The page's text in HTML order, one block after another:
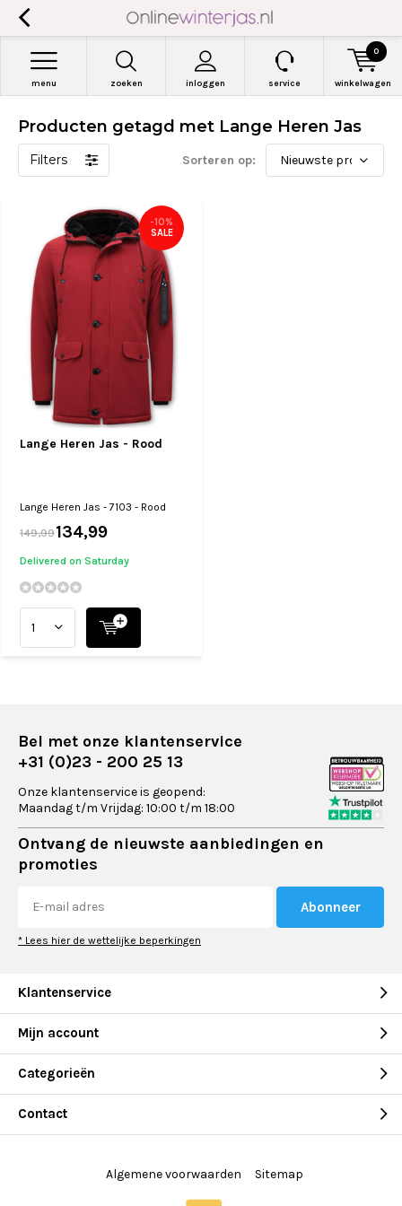
zoeken inloggen
menu service winkelwagen
0
Producten getagd met Lange Heren Jas
Filters Sorteren op:
Lange Heren Jas - Rood
-10%
SALE
Lange Heren Jas - 7103 - Rood
149,99134,99
Delivered on Saturday
Bel met onze klantenservice
+31 (0)23 - 200 25 13
Onze klantenservice is geopend:
Maandag t/m Vrijdag: 10:00 t/m 18:00
Ontvang de nieuwste aanbiedingen en
promoties
Abonneer
* Lees hier de wettelijke beperkingen
Klantenservice
Mijn account
Categorieën
Contact
Algemene voorwaarden Sitemap